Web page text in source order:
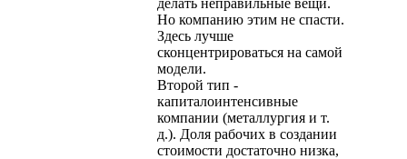
Но компанию этим не спасти.
Здесь лучше
сконцентрироваться на самой
модели.
Второй тип -
капиталоинтенсивные
компании (металлургия и т.
д.). Доля рабочих в создании
стоимости достаточно низка,